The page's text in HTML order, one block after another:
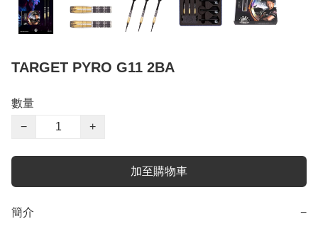
TARGET PYRO G11 2BA
數量
−
+
加至購物車
簡介 −